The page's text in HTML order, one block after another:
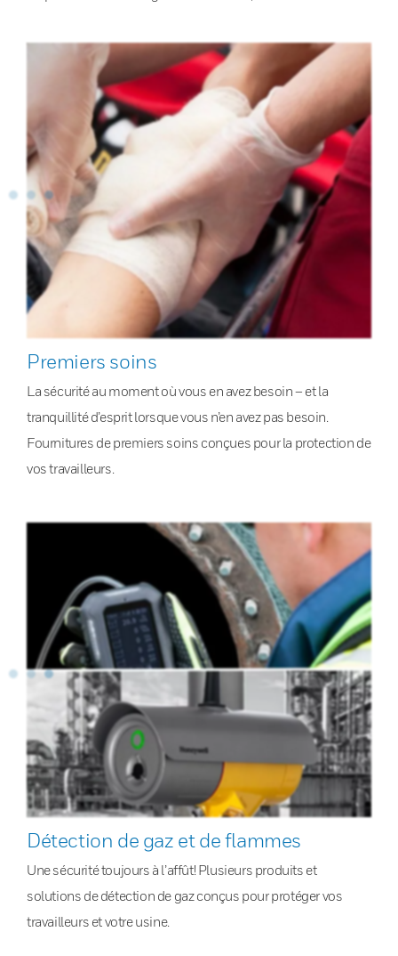
Premiers soins
La sécurité au moment où vous en avez besoin – et la
tranquillité d’esprit lorsque vous n’en avez pas besoin.
Fournitures de premiers soins conçues pour la protection de
vos travailleurs.
Détection de gaz et de flammes
Une sécurité toujours à l’affût! Plusieurs produits et
solutions de détection de gaz conçus pour protéger vos
travailleurs et votre usine.